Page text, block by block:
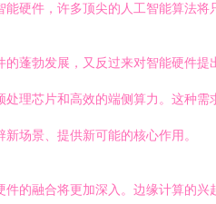
硬件，许多顶尖的人工智能算法将
的蓬勃发展，又反过来对智能硬件
处理芯片和高效的端侧算力。这种
场景、提供新可能的核心作用。
件的融合将更加深入。边缘计算的